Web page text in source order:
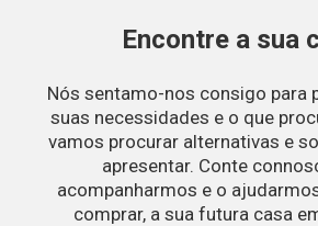
Encontre a sua
Nós sentamo-nos consigo para
suas necessidades e o que
vamos procurar alternativas e
apresentar. Conte
acompanharmos e o
comprar, a sua futura casa